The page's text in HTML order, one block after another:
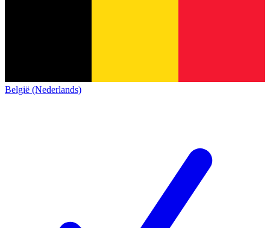
België (Nederlands)